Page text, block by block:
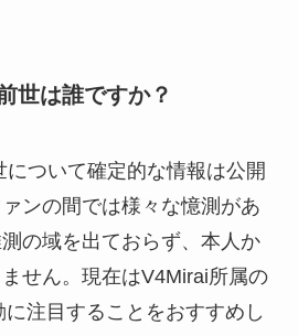
世は誰ですか？
ついて確定的な情報は公開
ンの間では様々な憶測があ
の域を出ておらず、本人か
せん。現在はV4Mirai所属の
注目することをおすすめし